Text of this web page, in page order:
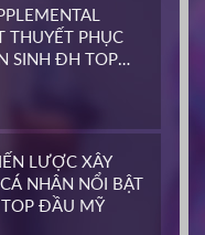
THUYẾT PHỤC
SINH ĐH TOP
LƯỢC XÂY
NHÂN NỔI BẬT
ĐẦU MỸ